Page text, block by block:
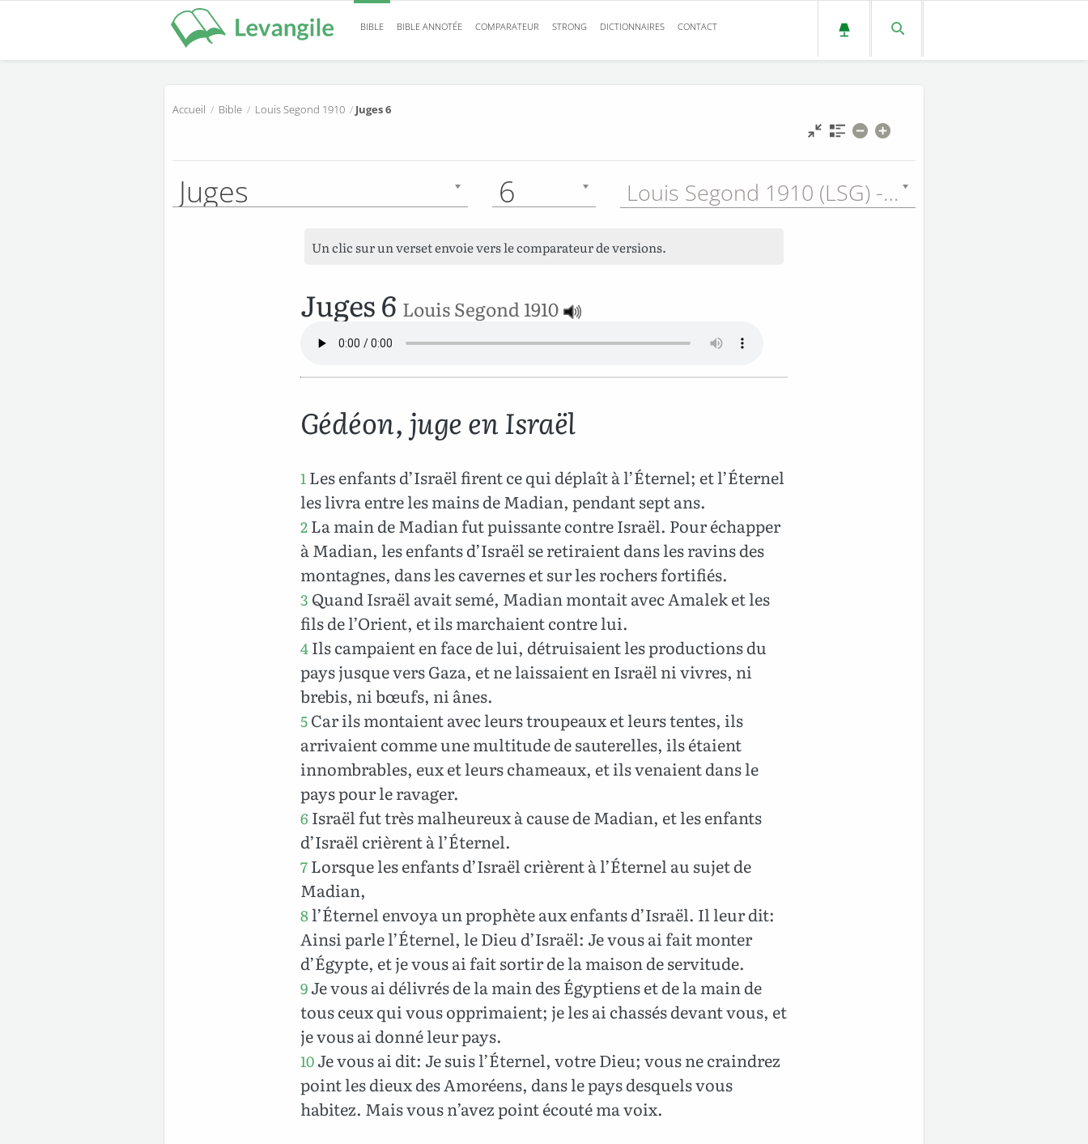
BIBLE BIBLE ANNOTÉE COMPARATEUR STRONG DICTIONNAIRES CONTACT
Accueil / Bible / Louis Segond 1910 / Juges 6
Juges 6 Louis Segond 1910 (LSG) - 1910
Un clic sur un verset envoie vers le comparateur de versions.
Juges 6 Louis Segond 1910
Gédéon, juge en Israël
1Les enfants d’Israël firent ce qui déplaît à l’Éternel; et l’Éternel
les livra entre les mains de Madian, pendant sept ans.
2La main de Madian fut puissante contre Israël. Pour échapper
à Madian, les enfants d’Israël se retiraient dans les ravins des
montagnes, dans les cavernes et sur les rochers fortifiés.
3 Quand Israël avait semé, Madian montait avec Amalek et les
fils de l’Orient, et ils marchaient contre lui.
4Ils campaient en face de lui, détruisaient les productions du
pays jusque vers Gaza, et ne laissaient en Israël ni vivres, ni
brebis, ni bœufs, ni ânes.
5Car ils montaient avec leurs troupeaux et leurs tentes, ils
arrivaient comme une multitude de sauterelles, ils étaient
innombrables, eux et leurs chameaux, et ils venaient dans le
pays pour le ravager.
6 Israël fut très malheureux à cause de Madian, et les enfants
d’Israël crièrent à l’Éternel.
7Lorsque les enfants d’Israël crièrent à l’Éternel au sujet de
Madian,
8l’Éternel envoya un prophète aux enfants d’Israël. Il leur dit:
Ainsi parle l’Éternel, le Dieu d’Israël: Je vous ai fait monter
d’Égypte, et je vous ai fait sortir de la maison de servitude.
9Je vous ai délivrés de la main des Égyptiens et de la main de
tous ceux qui vous opprimaient; je les ai chassés devant vous, et
je vous ai donné leur pays.
10Je vous ai dit: Je suis l’Éternel, votre Dieu; vous ne craindrez
point les dieux des Amoréens, dans le pays desquels vous
habitez. Mais vous n’avez point écouté ma voix.